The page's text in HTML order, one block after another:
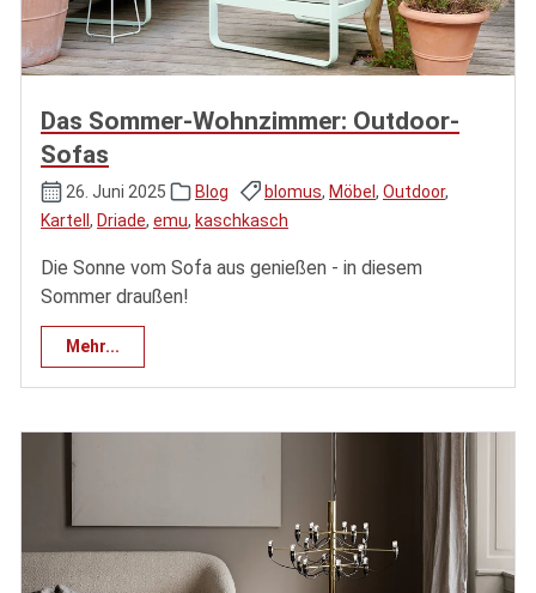
Das Sommer-Wohnzimmer: Outdoor-
Sofas
26. Juni 2025 Blog blomus, Möbel , Outdoor,
Kartell , Driade, emu, kaschkasch
Die Sonne vom Sofa aus genießen - in diesem
Sommer draußen!
Mehr...